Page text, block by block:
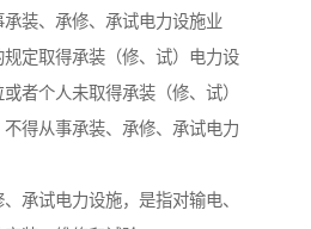
装、承修、承试电力设施业
定取得承装（修、试）电力设
者个人未取得承装（修、试）
得从事承装、承修、承试电力
承试电力设施，是指对输电、